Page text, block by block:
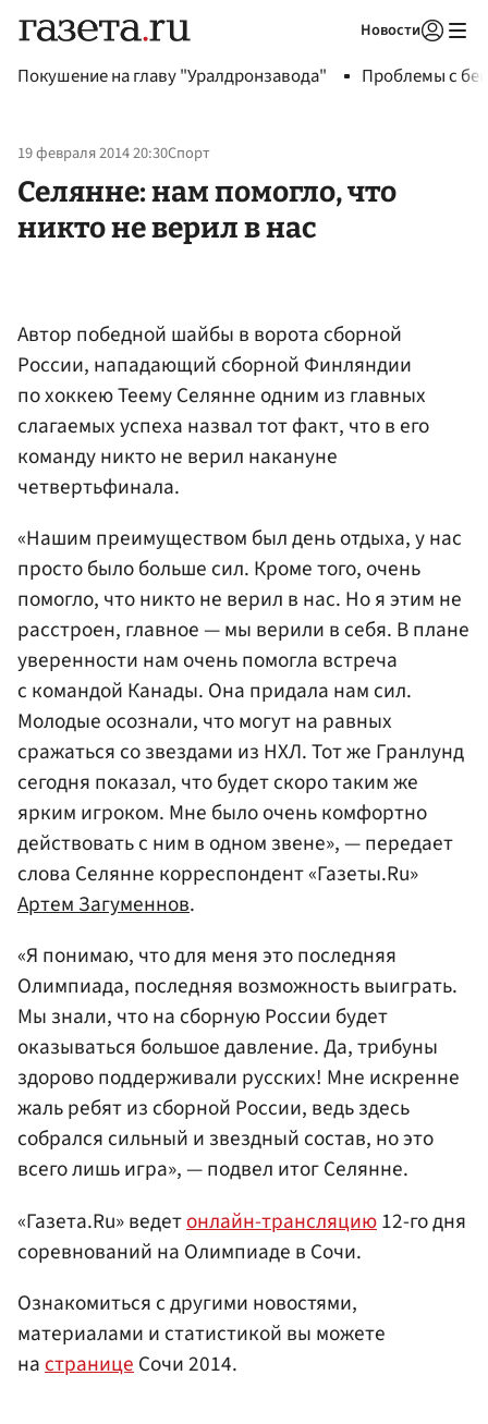
Новости
Покушение на главу "Уралдронзавода" Проблемы с
19 февраля 2014 20:30Спорт
Селянне: нам помогло, что
никто не верил в нас
Автор победной шайбы в ворота сборной
России, нападающий сборной Финляндии
по хоккею Теему Селянне одним из главных
слагаемых успеха назвал тот факт, что в его
команду никто не верил накануне
четвертьфинала.
«Нашим преимуществом был день отдыха, у нас
просто было больше сил. Кроме того, очень
помогло, что никто не верил в нас. Но я этим не
расстроен, главное — мы верили в себя. В плане
уверенности нам очень помогла встреча
с командой Канады. Она придала нам сил.
Молодые осознали, что могут на равных
сражаться со звездами из НХЛ. Тот же Гранлунд
сегодня показал, что будет скоро таким же
ярким игроком. Мне было очень комфортно
действовать с ним в одном звене», — передает
слова Селянне корреспондент «Газеты.Ru»
Артем Загуменнов.
«Я понимаю, что для меня это последняя
Олимпиада, последняя возможность выиграть.
Мы знали, что на сборную России будет
оказываться большое давление. Да, трибуны
здорово поддерживали русских! Мне искренне
жаль ребят из сборной России, ведь здесь
собрался сильный и звездный состав, но это
всего лишь игра», — подвел итог Селянне.
«Газета.Ru» ведетонлайн-трансляцию12-го дня
соревнований на Олимпиаде в Сочи.
Ознакомиться с другими новостями,
материалами и статистикой вы можете
настраницеСочи 2014.